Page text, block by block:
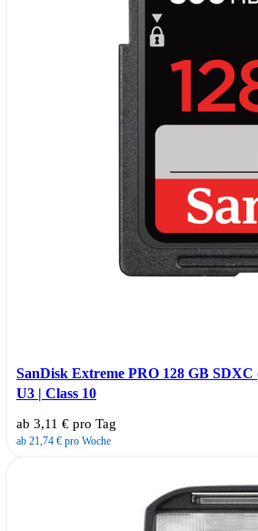
SanDisk Extreme PRO 128 GB
U3 | Class 10
ab 3,11 € pro Tag
ab 21,74 € pro Woche